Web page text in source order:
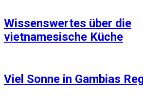
Wissenswertes über die
vietnamesische Küche
Viel Sonne in Gambias